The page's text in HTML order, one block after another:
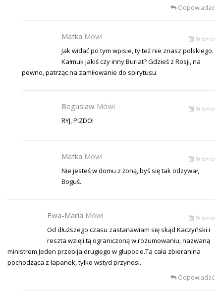
Odpowiadać
Matka Mówi % temu
Jak widać po tym wpisie, ty też nie znasz polskiego.
Kałmuk jakiś czy inny Buriat? Gdzieś z Rosji, na
pewno, patrząc na zamiłowanie do spirytusu.
Boguslaw Mówi % temu
RYJ, PIZDO!
Matka Mówi % temu
Nie jesteś w domu z żoną, byś się tak odzywał,
Boguś.
Ewa-Maria Mówi % temu
Od dłuższego czasu zastanawiam się skąd Kaczyński i
reszta wzięli tą ograniczoną w rozumowaniu, nazwaną
ministrem.Jeden przebija drugiego w głupocie.Ta cała zbieranina
pochodząca z łapanek, tylko wstyd przynosi.
Odpowiadać